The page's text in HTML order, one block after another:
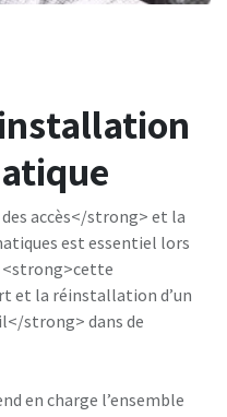
accès</strong> et la
est essentiel lors
<strong>cette
et la réinstallation d’un
strong> dans de
en charge l’ensemble